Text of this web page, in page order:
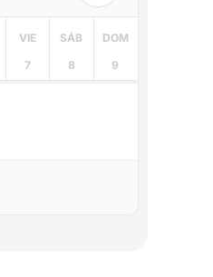
VIE
7
SÁB
8
DOM
9